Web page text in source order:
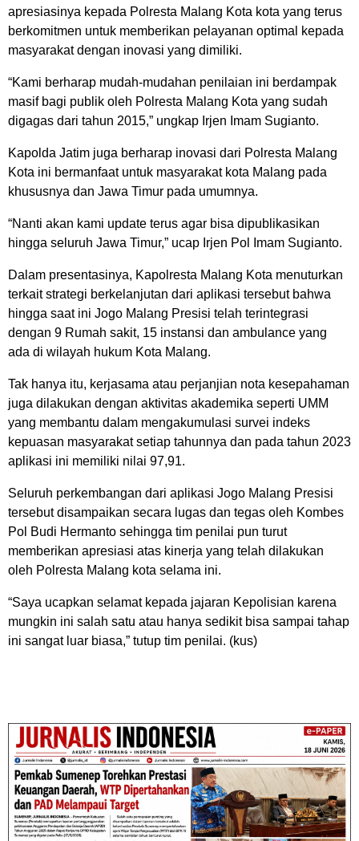
apresiasinya kepada Polresta Malang Kota kota yang terus
berkomitmen untuk memberikan pelayanan optimal kepada
masyarakat dengan inovasi yang dimiliki.
“Kami berharap mudah-mudahan penilaian ini berdampak
masif bagi publik oleh Polresta Malang Kota yang sudah
digagas dari tahun 2015,” ungkap Irjen Imam Sugianto.
Kapolda Jatim juga berharap inovasi dari Polresta Malang
Kota ini bermanfaat untuk masyarakat kota Malang pada
khususnya dan Jawa Timur pada umumnya.
“Nanti akan kami update terus agar bisa dipublikasikan
hingga seluruh Jawa Timur,” ucap Irjen Pol Imam Sugianto.
Dalam presentasinya, Kapolresta Malang Kota menuturkan
terkait strategi berkelanjutan dari aplikasi tersebut bahwa
hingga saat ini Jogo Malang Presisi telah terintegrasi
dengan 9 Rumah sakit, 15 instansi dan ambulance yang
ada di wilayah hukum Kota Malang.
Tak hanya itu, kerjasama atau perjanjian nota kesepahaman
juga dilakukan dengan aktivitas akademika seperti UMM
yang membantu dalam mengakumulasi survei indeks
kepuasan masyarakat setiap tahunnya dan pada tahun 2023
aplikasi ini memiliki nilai 97,91.
Seluruh perkembangan dari aplikasi Jogo Malang Presisi
tersebut disampaikan secara lugas dan tegas oleh Kombes
Pol Budi Hermanto sehingga tim penilai pun turut
memberikan apresiasi atas kinerja yang telah dilakukan
oleh Polresta Malang kota selama ini.
“Saya ucapkan selamat kepada jajaran Kepolisian karena
mungkin ini salah satu atau hanya sedikit bisa sampai tahap
ini sangat luar biasa,” tutup tim penilai. (kus)